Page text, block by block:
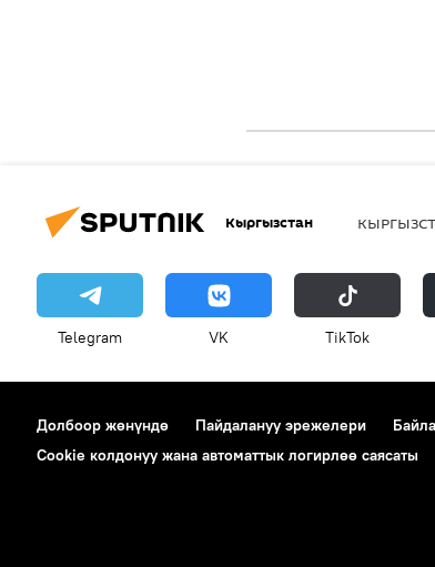
Кыргызстан
Telegram VK ТikТоk
Долбоор жөнүндө Пайдалануу эрежелери
Cookie колдонуу жана автоматтык логирлөө саясаты